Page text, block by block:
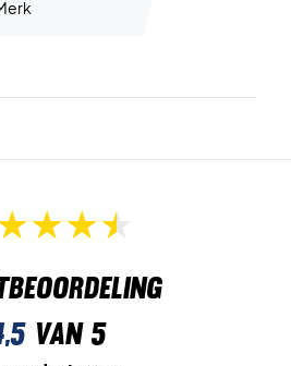
van 5